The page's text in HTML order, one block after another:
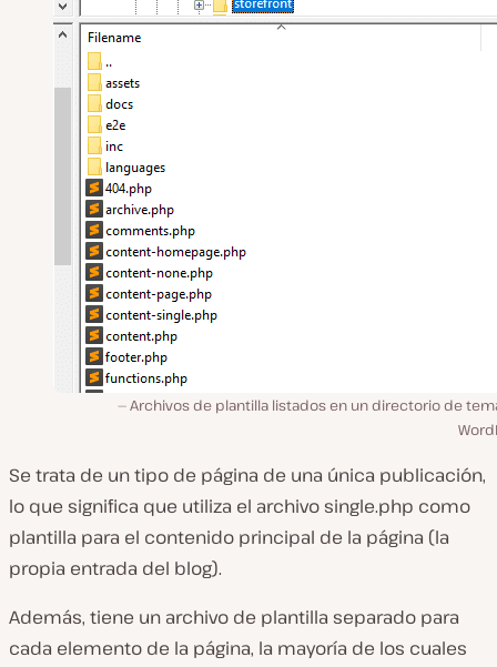
Archivos de plantilla listados en un directorio de
Se trata de un tipo de página de una única publicación,
lo que significa que utiliza el archivo single.php como
plantilla para el contenido principal de la página (la
propia entrada del blog).
Además, tiene un archivo de plantilla separado para
cada elemento de la página, la mayoría de los cuales